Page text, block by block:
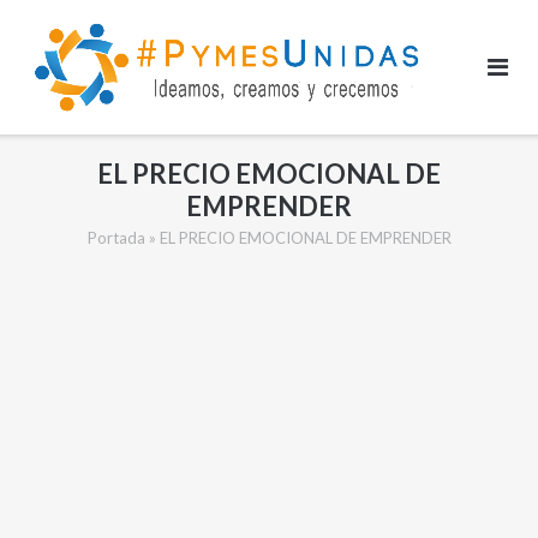
contenido
EL PRECIO EMOCIONAL DE
EMPRENDER
Portada » EL PRECIO EMOCIONAL DE EMPRENDER